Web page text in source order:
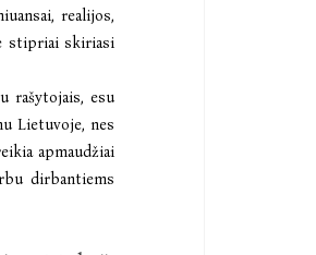
realijos,
stipriai skiriasi
rašytojais, esu
Lietuvoje, nes
apmaudžiai
dirbantiems